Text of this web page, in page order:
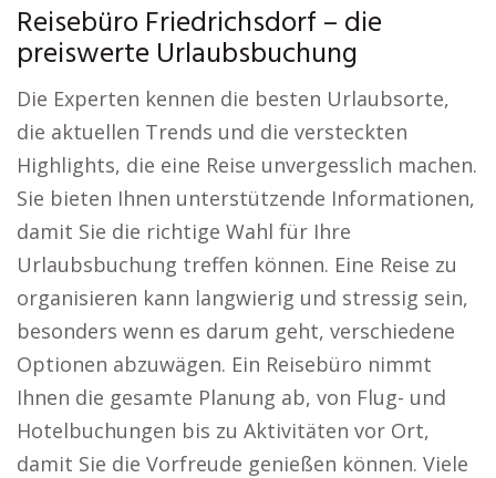
Reisebüro Friedrichsdorf – die
preiswerte Urlaubsbuchung
Die Experten kennen die besten Urlaubsorte,
die aktuellen Trends und die versteckten
Highlights, die eine Reise unvergesslich machen.
Sie bieten Ihnen unterstützende Informationen,
damit Sie die richtige Wahl für Ihre
Urlaubsbuchung treffen können. Eine Reise zu
organisieren kann langwierig und stressig sein,
besonders wenn es darum geht, verschiedene
Optionen abzuwägen. Ein Reisebüro nimmt
Ihnen die gesamte Planung ab, von Flug- und
Hotelbuchungen bis zu Aktivitäten vor Ort,
damit Sie die Vorfreude genießen können. Viele